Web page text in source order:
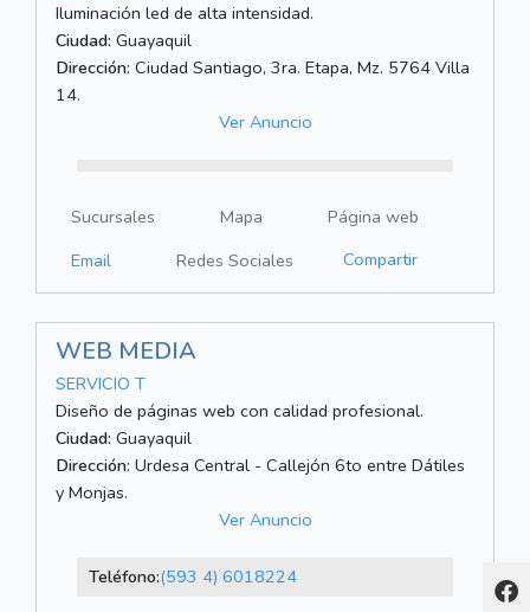
Iluminación led de alta intensidad.
Ciudad: Guayaquil
Dirección: Ciudad Santiago, 3ra. Etapa, Mz. 5764 Villa
14.
Ver Anuncio
Sucursales Mapa
Página web
Email
Redes Sociales Compartir
WEB MEDIA
SERVICIO T
Diseño de páginas web con calidad profesional.
Ciudad: Guayaquil
Dirección: Urdesa Central - Callejón 6to entre Dátiles
y Monjas.
Ver Anuncio
Teléfono:(593 4) 6018224